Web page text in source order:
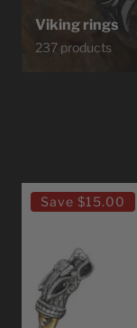
Viking rings
237 products
Ragnar
Bracelet
Save $15.00